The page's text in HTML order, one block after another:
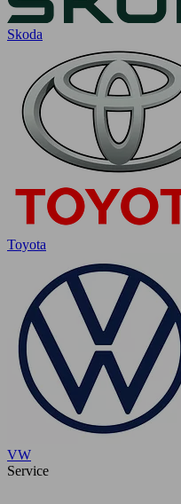
Skoda
Toyota
VW
Service